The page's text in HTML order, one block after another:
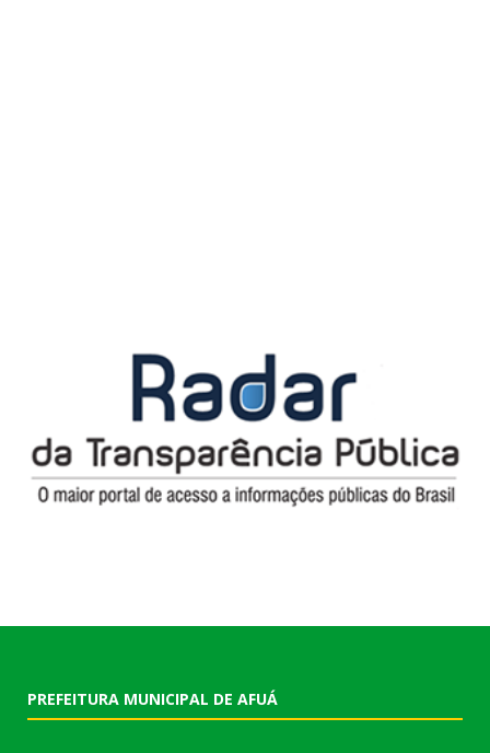
PREFEITURA MUNICIPAL DE AFUÁ